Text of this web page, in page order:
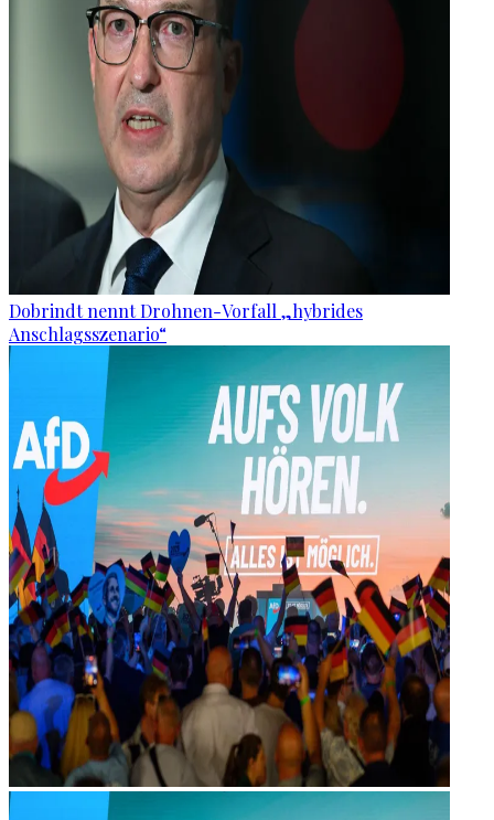
Dobrindt nennt Drohnen-Vorfall „hybrides
Anschlagsszenario“